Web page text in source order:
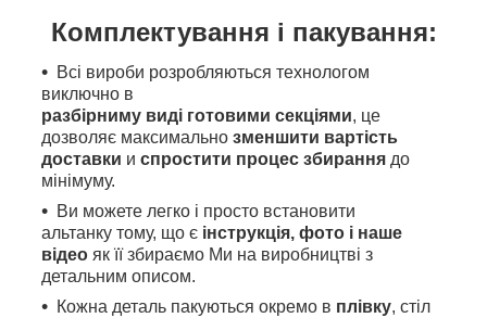
Комплектування і пакування:
Всі вироби розробляються технологом
виключно в
разбірниму виді готовими секціями, це
дозволяє максимально зменшити вартість
доставки и спростити процес збирання до
мінімуму.
Ви можете легко і просто встановити
альтанку тому, що є інструкція, фото і наше
відео як її збираємо Ми на виробництві з
детальним описом.
Кожна деталь пакуються окремо в плівку, стіл